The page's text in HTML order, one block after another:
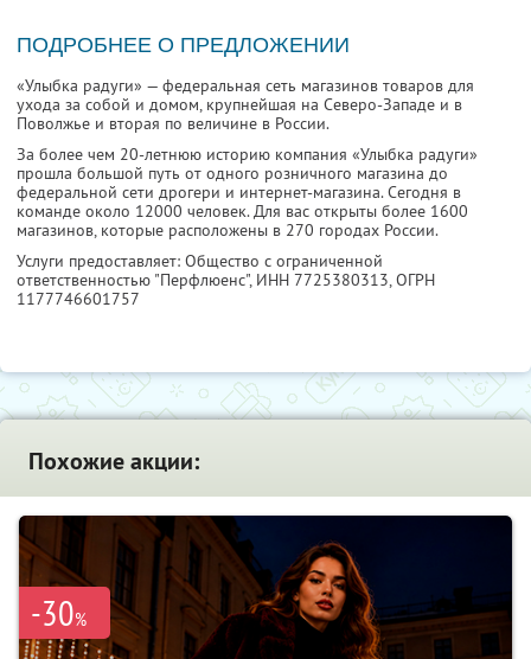
ПОДРОБНЕЕ О ПРЕДЛОЖЕНИИ
«Улыбка радуги» — федеральная сеть магазинов товаров для
ухода за собой и домом, крупнейшая на Северо-Западе и в
Поволжье и вторая по величине в России.
За более чем 20-летнюю историю компания «Улыбка радуги»
прошла большой путь от одного розничного магазина до
федеральной сети дрогери и интернет-магазина. Сегодня в
команде около 12000 человек. Для вас открыты более 1600
магазинов, которые расположены в 270 городах России.
Услуги предоставляет: Общество с ограниченной
ответственностью "Перфлюенс", ИНН 7725380313, ОГРН
1177746601757
Похожие акции:
-30%